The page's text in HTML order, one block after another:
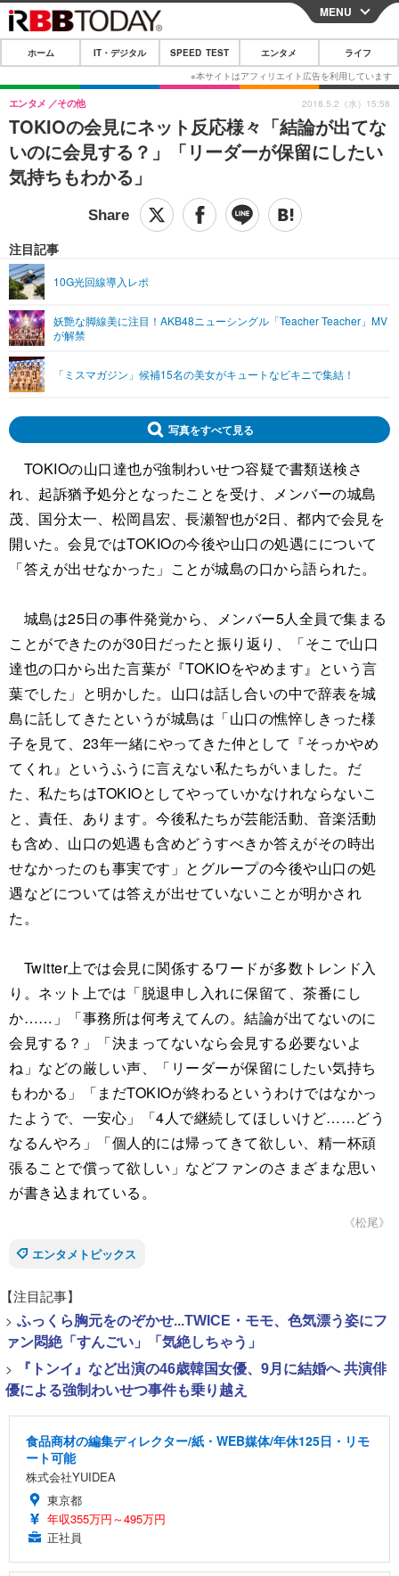
CLOSE
ホーム
IT・デジタル
IT・デジタルTOP スマートフォン
ネタ
その他
SPEED TEST
エンタメ
エンタメTOP 映画・ドラマ
音楽
グラビア ブログ
ペット
その他
リリース一覧
プッシュ通知の停止方法
MENU
ホーム IT・デジタル SPEED TEST エンタメ ライフ
TOKIOの会見にネット反応様々「結論が出てな
いのに会見する？」「リーダーが保留にしたい
気持ちもわかる」
エンタメ その他
注目記事
10G光回線導入レポ
妖艶な脚線美に注目！AKB48ニューシングル「Teacher Teacher」MV
が解禁
「ミスマガジン」候補15名の美女がキュートなビキニで集結！
2018.5.2（水）15:58
写真をすべて見る
TOKIOの山口達也が強制わいせつ容疑で書類送検さ
れ、起訴猶予処分となったことを受け、メンバーの城島
茂、国分太一、松岡昌宏、長瀬智也が2日、都内で会見を
開いた。会見ではTOKIOの今後や山口の処遇にについて
「答えが出せなかった」ことが城島の口から語られた。
城島は25日の事件発覚から、メンバー5人全員で集まる
ことができたのが30日だったと振り返り、「そこで山口
達也の口から出た言葉が『TOKIOをやめます』という言
葉でした」と明かした。山口は話し合いの中で辞表を城
島に託してきたというが城島は「山口の憔悴しきった様
子を見て、23年一緒にやってきた仲として『そっかやめ
てくれ』というふうに言えない私たちがいました。だ
た、私たちはTOKIOとしてやっていかなけれならないこ
と、責任、あります。今後私たちが芸能活動、音楽活動
も含め、山口の処遇も含めどうすべきか答えがその時出
せなかったのも事実です」とグループの今後や山口の処
遇などについては答えが出せていないことが明かされ
た。
Twitter上では会見に関係するワードが多数トレンド入
り。ネット上では「脱退申し入れに保留て、茶番にし
か……」「事務所は何考えてんの。結論が出てないのに
会見する？」「決まってないなら会見する必要ないよ
ね」などの厳しい声、「リーダーが保留にしたい気持ち
もわかる」「まだTOKIOが終わるというわけではなかっ
たようで、一安心」「4人で継続してほしいけど……どう
なるんやろ」「個人的には帰ってきて欲しい、精一杯頑
張ることで償って欲しい」などファンのさまざまな思い
が書き込まれている。
《松尾》
エンタメトピックス
【注目記事】
> ふっくら胸元をのぞかせ...TWICE・モモ、色気漂う姿にフ
ァン悶絶「すんごい」「気絶しちゃう」
>
『トンイ』など出演の46歳韓国女優、9月に結婚へ 共演俳
優による強制わいせつ事件も乗り越え
食品商材の編集ディレクター/紙・WEB媒体/年休125日・リモ
ート可能
株式会社YUIDEA
東京都
年収355万円～495万円
正社員